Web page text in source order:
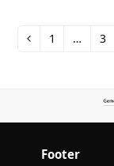
VorigePage
1 … 3
Footer